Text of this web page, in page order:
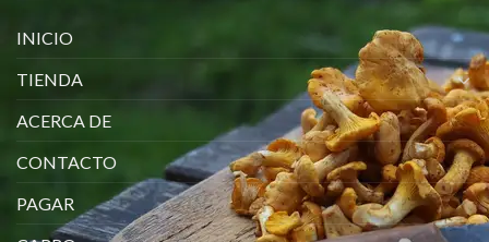
INICIO
TIENDA
ACERCA DE
CONTACTO
PAGAR